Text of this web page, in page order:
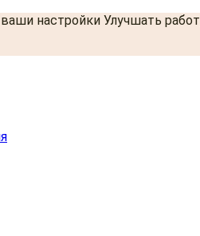
настройки Улучшать